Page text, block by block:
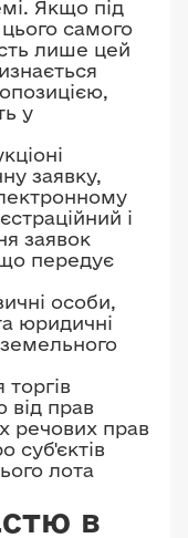
Якщо під
самого
лише цей
у
заявку,
і
заявок
передує
особи,
юридичні
від прав
речових прав
суб'єктів
лота
в